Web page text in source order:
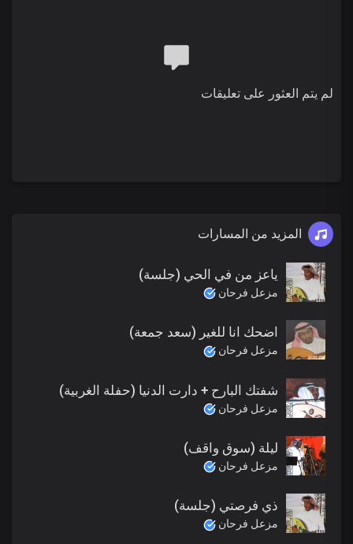
لم يتم العثور على تعليقات
المزيد من المسارات
ياعز من في الحي (جلسة)
مزعل فرحان
اضحك انا للغير (سعد جمعة)
مزعل فرحان
شفتك البارح + دارت الدنيا (حفلة الغربية)
مزعل فرحان
ليلة (سوق واقف)
مزعل فرحان
ذي فرصتي (جلسة)
مزعل فرحان